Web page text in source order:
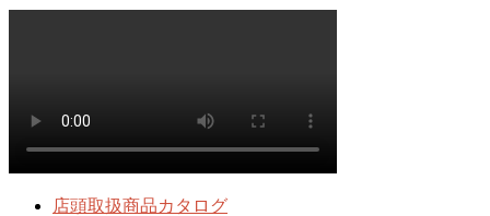
店頭取扱商品カタログ